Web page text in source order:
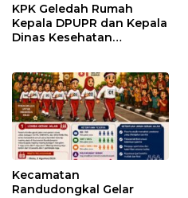
KPK Geledah Rumah
Kepala DPUPR dan Kepala
Dinas Kesehatan
Kecamatan
Randudongkal Gelar